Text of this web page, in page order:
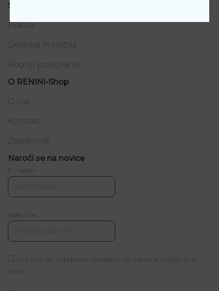
Spletno nakupovanje
Plačila
Dostava in vračila
Pogoji poslovanja
O RENINI-Shop
O nas
Kontakt
Zasebnost
Naroči se na novice
E-naslov
Vaše ime
Strinjam se z obdelavo podatkov za namene pošiljanja e-
novic